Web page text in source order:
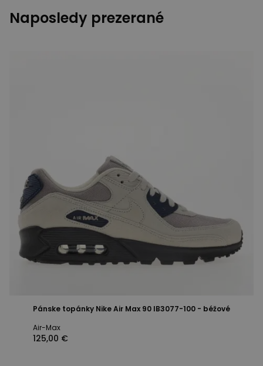
Naposledy prezerané
Pánske topánky Nike Air Max 90 IB3077-100 - béžové
Air-Max
125,00 €